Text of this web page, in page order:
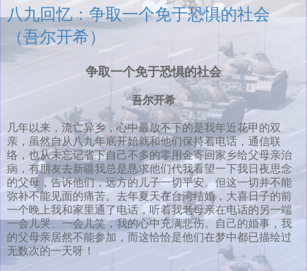
八九回忆：争取一个免于恐惧的社会
（吾尔开希）
争取一个免于恐惧的社会
吾尔开希
几年以来，流亡异乡，心中最放不下的是我年近花甲的双
亲，虽然自从八九年底开始就和他们保持着电话，通信联
络，也从未忘记省下自己不多的零用金寄回家乡给父母亲治
病，有朋友去新疆我总是恳求他们代我看望一下我日夜思念
的父母，告诉他们，远方的儿子一切平安。但这一切并不能
弥补不能见面的痛苦。去年夏天在台湾结婚，大喜日子的前
一个晚上我和家里通了电话，听着我老母亲在电话的另一端
一会儿哭、一会儿笑，我的心中充满悲伤。自己的婚事，我
的父母亲居然不能参加，而这恰恰是他们在梦中都已描绘过
无数次的一天呀！